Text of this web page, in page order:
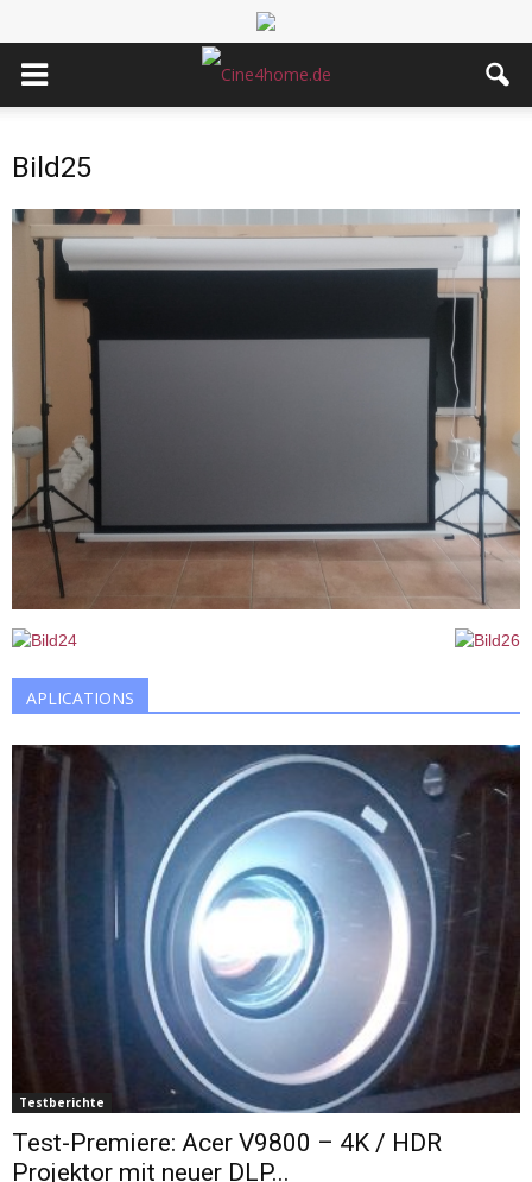
Bild25
APLICATIONS
Testberichte
Test-Premiere: Acer V9800 – 4K / HDR
Projektor mit neuer DLP...